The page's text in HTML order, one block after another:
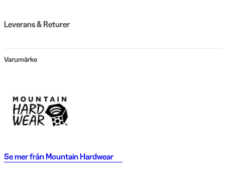
Leverans & Returer
Varumärke
Se mer från Mountain Hardwear